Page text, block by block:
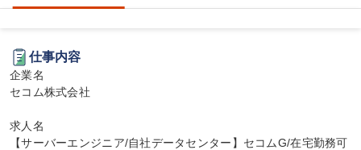
仕事内容
企業名
セコム株式会社
求人名
【サーバーエンジニア/自社データセンター】セコムG/在宅勤務可